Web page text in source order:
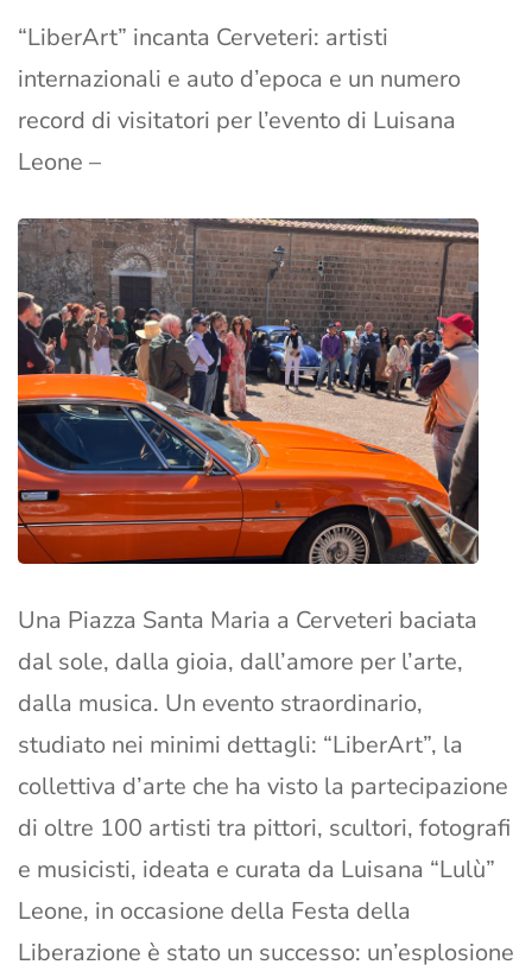
“LiberArt” incanta Cerveteri: artisti
internazionali e auto d’epoca e un numero
record di visitatori per l’evento di Luisana
Leone –
Una Piazza Santa Maria a Cerveteri baciata
dal sole, dalla gioia, dall’amore per l’arte,
dalla musica. Un evento straordinario,
studiato nei minimi dettagli: “LiberArt”, la
collettiva d’arte che ha visto la partecipazione
di oltre 100 artisti tra pittori, scultori, fotografi
e musicisti, ideata e curata da Luisana “Lulù”
Leone, in occasione della Festa della
Liberazione è stato un successo: un’esplosione